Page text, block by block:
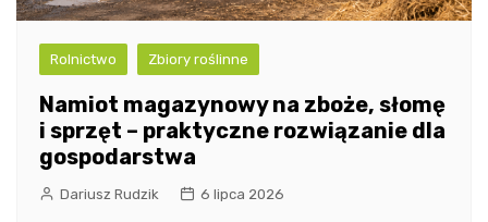
Rolnictwo Zbiory roślinne
Namiot magazynowy na zboże, słomę
i sprzęt – praktyczne rozwiązanie dla
gospodarstwa
Dariusz Rudzik 6 lipca 2026